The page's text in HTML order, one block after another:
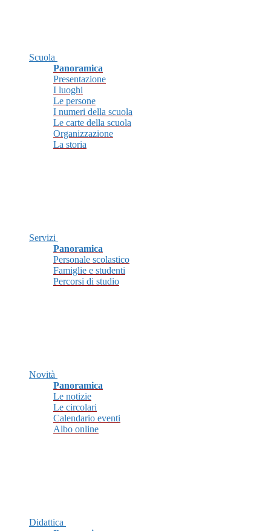
Scuola
Panoramica
Presentazione
I luoghi
Le persone
I numeri della scuola
Le carte della scuola
Organizzazione
La storia
Servizi
Panoramica
Personale scolastico
Famiglie e studenti
Percorsi di studio
Novità
Panoramica
Le notizie
Le circolari
Calendario eventi
Albo online
Didattica